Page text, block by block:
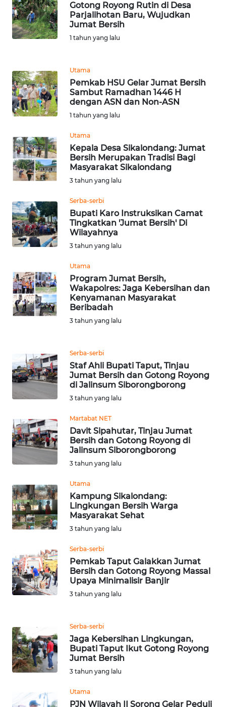
Gotong Royong Rutin di Desa
Parjalihotan Baru, Wujudkan
Jumat Bersih
1 tahun yang lalu
Utama
Pemkab HSU Gelar Jumat Bersih
Sambut Ramadhan 1446 H
dengan ASN dan Non-ASN
1 tahun yang lalu
Utama
Kepala Desa Sikalondang: Jumat
Bersih Merupakan Tradisi Bagi
Masyarakat Sikalondang
3 tahun yang lalu
Serba-serbi
Bupati Karo Instruksikan Camat
Tingkatkan 'Jumat Bersih' Di
Wilayahnya
3 tahun yang lalu
Utama
Program Jumat Bersih,
Wakapolres: Jaga Kebersihan dan
Kenyamanan Masyarakat
Beribadah
3 tahun yang lalu
Serba-serbi
Staf Ahli Bupati Taput, Tinjau
Jumat Bersih dan Gotong Royong
di Jalinsum Siborongborong
3 tahun yang lalu
Martabat NET
Davit Sipahutar, Tinjau Jumat
Bersih dan Gotong Royong di
Jalinsum Siborongborong
3 tahun yang lalu
Utama
Kampung Sikalondang:
Lingkungan Bersih Warga
Masyarakat Sehat
3 tahun yang lalu
Serba-serbi
Pemkab Taput Galakkan Jumat
Bersih dan Gotong Royong Massal
Upaya Minimalisir Banjir
3 tahun yang lalu
Serba-serbi
Jaga Kebersihan Lingkungan,
Bupati Taput Ikut Gotong Royong
Jumat Bersih
3 tahun yang lalu
Utama
PJN Wilayah II Sorong Gelar Peduli
WN
JABAR
WN
NTT
WN
PAPUA
PAPUA
BARAT
WN
WN
SERAMBI
WN
WN
SULTRA
WN
WN
SULTENG
WN
BABEL
SUMBAR
WN
SUMSEL
BENGKULU
WN
LAMPUNG
WN
JATENG